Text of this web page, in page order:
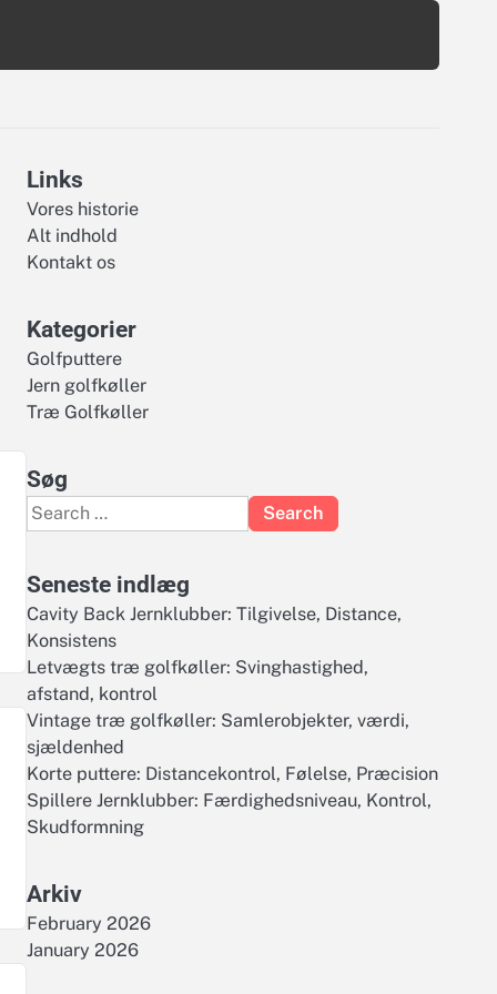
Links
Vores historie
Alt indhold
Kontakt os
Kategorier
Golfputtere
Jern golfkøller
Træ Golfkøller
Søg
Search
for:
Seneste indlæg
Cavity Back Jernklubber: Tilgivelse, Distance,
Konsistens
Letvægts træ golfkøller: Svinghastighed,
afstand, kontrol
Vintage træ golfkøller: Samlerobjekter, værdi,
sjældenhed
Korte puttere: Distancekontrol, Følelse, Præcision
Spillere Jernklubber: Færdighedsniveau, Kontrol,
Skudformning
Arkiv
February 2026
January 2026